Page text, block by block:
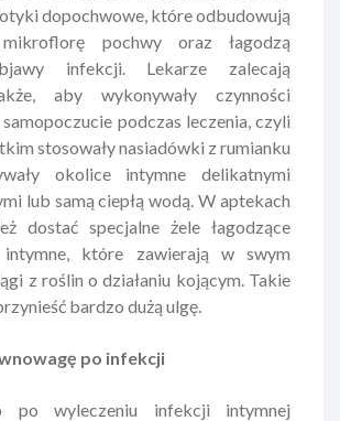
dopochwowe, które odbudowują
mikroflorę pochwy oraz łagodzą
infekcji. Lekarze zalecają
aby wykonywały czynności
podczas leczenia, czyli
stosowały nasiadówki z rumianku
okolice intymne delikatnymi
lub samą ciepłą wodą. W aptekach
dostać specjalne żele łagodzące
intymne, które zawierają w swym
z roślin o działaniu kojącym. Takie
bardzo dużą ulgę.
po infekcji
po wyleczeniu infekcji intymnej